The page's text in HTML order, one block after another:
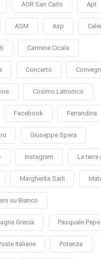
AOR San Carlo Apt
ASM Asp
Carmine Cicala
Concerto
Cosimo Latronico
Facebook Ferrandina
Giuseppe Spera
Instagram La terra
Margherita Sarli
su Bianco
Grecia Pasquale Pepe
Italiane Potenza